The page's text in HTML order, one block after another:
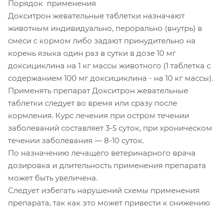
Порядок применения
Докситрон жевательные таблетки назначают
животным индивидуально, перорально (внутрь) в
смеси с кормом либо задают принудительно на
корень языка один раз в сутки в дозе 10 мг
доксициклина на 1 кг массы животного (1 таблетка с
содержанием 100 мг доксициклина - на 10 кг массы).
Применять препарат Докситрон жевательные
таблетки следует во время или сразу после
кормления. Курс лечения при остром течении
заболеваний составляет 3-5 суток, при хроническом
течении заболевания — 8-10 суток.
По назначению лечащего ветеринарного врача
дозировка и длительность применения препарата
может быть увеличена.
Следует избегать нарушений схемы применения
препарата, так как это может привести к снижению